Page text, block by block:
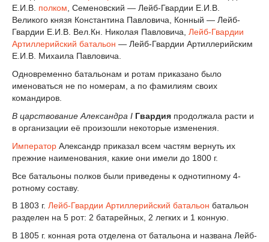
Е.И.В. полком, Семеновский — Лейб-Гвардии Е.И.В.
Великого князя Константина Павловича, Конный — Лейб-
Гвардии Е.И.В. Вел.Кн. Николая Павловича, Лейб-Гвардии
Артиллерийский батальон — Лейб-Гвардии Артиллерийским
Е.И.В. Михаила Павловича.
Одновременно батальонам и ротам приказано было
именоваться не по номерам, а по фамилиям своих
командиров.
В царствование Александра I Гвардия продолжала расти и
в организации её произошли некоторые изменения.
Император Александр приказал всем частям вернуть их
прежние наименования, какие они имели до 1800 г.
Все батальоны полков были приведены к однотипному 4-
ротному составу.
В 1803 г. Лейб-Гвардии Артиллерийский батальон батальон
разделен на 5 рот: 2 батарейных, 2 легких и 1 конную.
В 1805 г. конная рота отделена от батальона и названа Лейб-